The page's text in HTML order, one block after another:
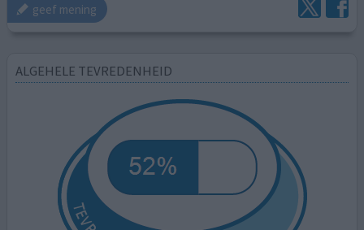
geef mening
ALGEHELE TEVREDENHEID